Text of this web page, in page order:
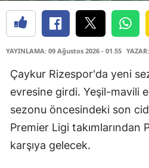
YAYINLAMA: 09 Ağustos 2026 - 01.55
Çaykur Rizespor'da yeni
evresine girdi. Yeşil-mavili
sezonu öncesindeki son
Premier Ligi takımlarından
karşıya gelecek.